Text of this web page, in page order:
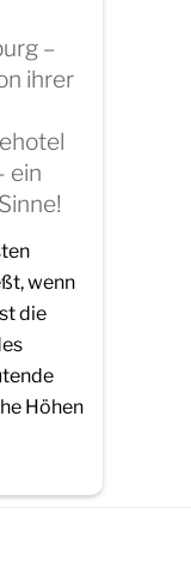
–
ihrer
ein
wenn
die
Höhen